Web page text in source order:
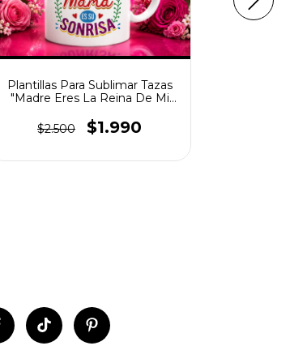
Plantillas Para Sublimar Tazas
"Madre Eres La Reina De Mi
$2.500
$1.990